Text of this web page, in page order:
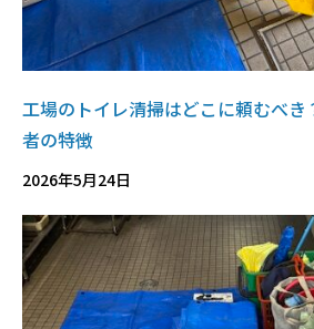
工場のトイレ清掃はどこに頼むべ
者の特徴
2026年5月24日